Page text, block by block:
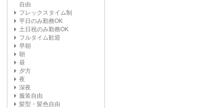
自由
フレックスタイム制
平日のみ勤務OK
土日祝のみ勤務OK
フルタイム歓迎
早朝
朝
昼
夕方
夜
深夜
服装自由
髪型・髪色自由